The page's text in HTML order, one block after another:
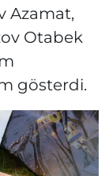
Azamat,
Otabek
gösterdi.